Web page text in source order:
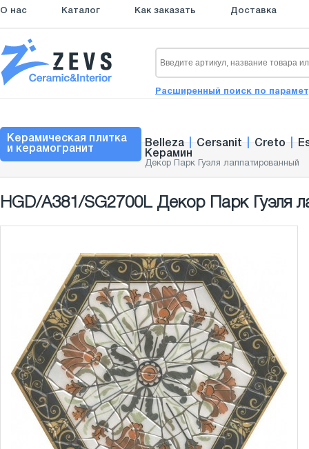
О нас Каталог Как заказать Доставка
Расширенный поиск по
Керамическая плитка
и керамогранит
Belleza Cersanit Creto
Керамин
Декор Парк Гуэля лаппатированный
HGD/A381/SG2700L Декор Парк Гуэля